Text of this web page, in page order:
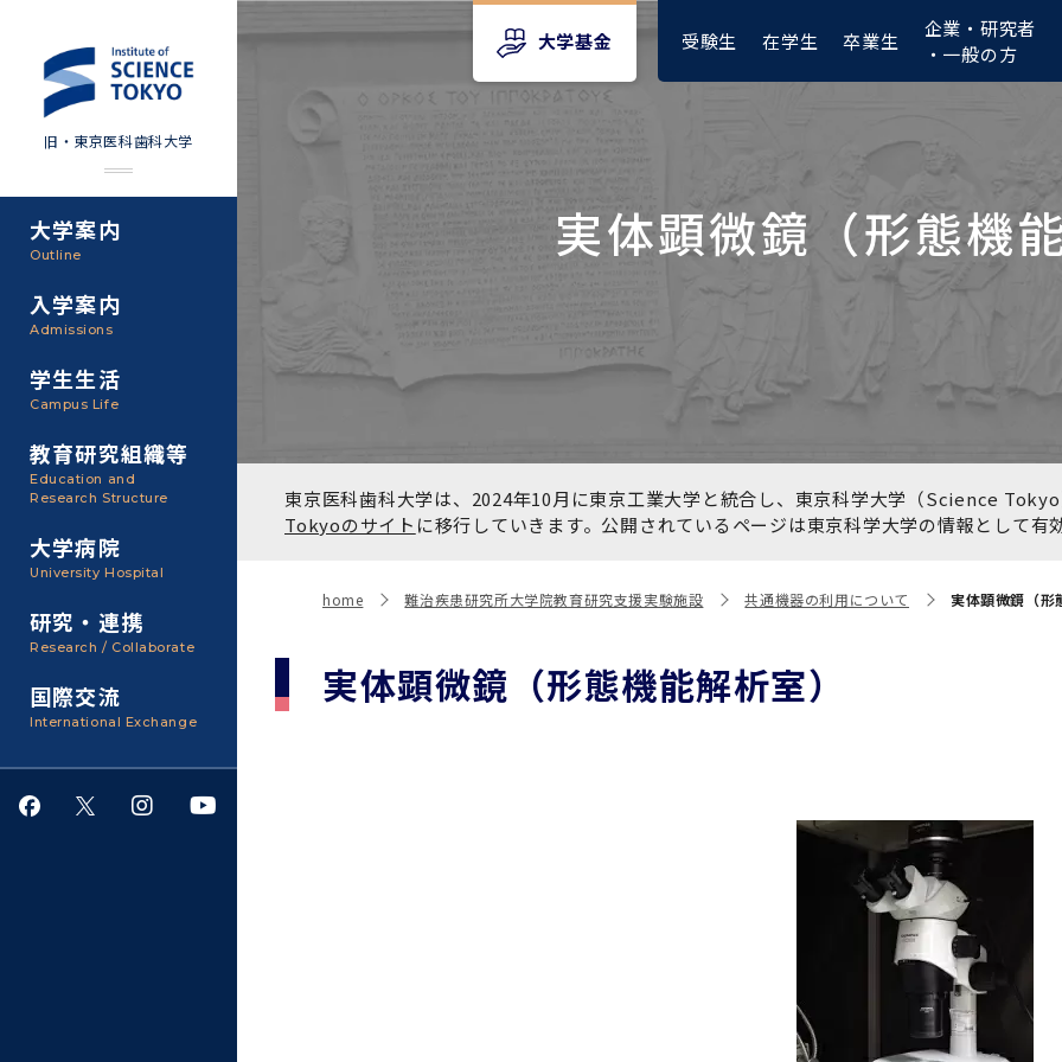
大学基金 受験生 在学生 卒業生
企業・研究者
・一般の方
旧・東京医科歯科大学
大学案内
Outline
基本理念・沿革
東京医科歯科大学の特色
運営組織
大学紹介動画
写真で綴る 東京医科歯科大
大学評価の制度について
計画等について【6年間】
1-2.年度計画・年度評価等
について【第1期～第3期】
四大学連合
四大学連合憲章等
東京医科歯科大学ダイバー
シティ＆インクルージョン
入学案内
Admissions
学部などについて
イベント
大学院入学案内
募集要項
聴講生・科目等履修生およ
学生生活
Campus Life
Science Tokyo SPRING
(医歯学系)
歯学系)
授業・カリキュラム
授業料・入学料・検定料
猶予について(Admission &
Tuition
学生生活サポート 障がいのある学生サポート
教育研究組織等
Education and
Research Structure
ポリシー
歯学部（歯学科･口腔保健学
大学院医歯学総合研究科
教養部
修士課程 医歯理工保健学専
攻
員研究内容
統合イノベーション機構
研究基盤クラスター（統合
先端医歯工学創成クラスタ
ー（統合研究機構）
異動したセンター
大学病院
University Hospital
研究・連携
Research / Collaborate
研究手続き
研究活動
取り組み・規制
国際交流
International Exchange
実体顕微鏡（形態機
東京医科歯科大学は、2024年10月に東京工業大学と統合し、東京科学大学（Science Tokyo
Tokyoのサイト に移行していきます。公開されているページは東京科学大学の情報として有
home 難治疾患研究所大学院教育研究支援実験施設 共通機器の利用について 実体顕微鏡（形
実体顕微鏡（形態機能解析室）